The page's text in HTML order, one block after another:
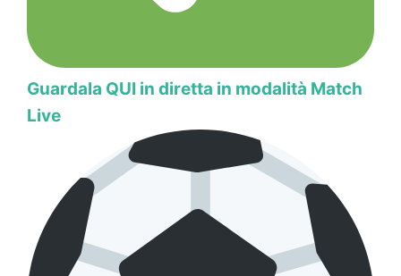
Guardala QUI in diretta in modalità Match
Live